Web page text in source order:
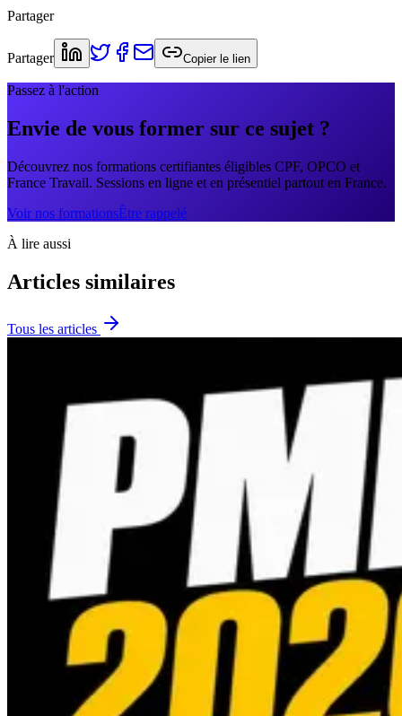
Partager
Partager Copier le lien
Passez à l'action
Envie de vous former sur ce sujet ?
Découvrez nos formations certifiantes éligibles CPF, OPCO et
France Travail. Sessions en ligne et en présentiel partout en France.
Voir nos formationsÊtre rappelé
À lire aussi
Articles similaires
Tous les articles